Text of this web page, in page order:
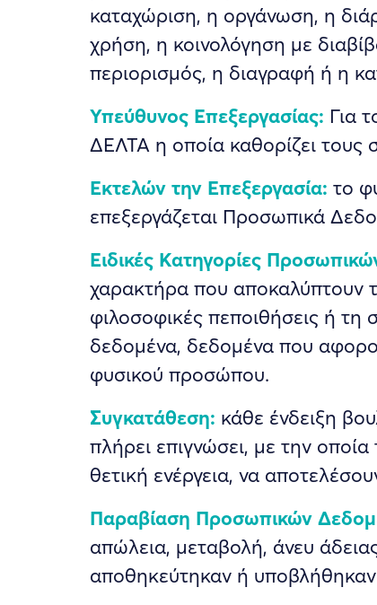
καταχώριση, η οργάνωση, η
χρήση, η κοινολόγηση με
περιορισμός, η διαγραφή ή η
Υπεύθυνος Επεξεργασίας: Για
ΔΕΛΤΑ η οποία καθορίζει
Εκτελών την Επεξεργασία: το
επεξεργάζεται Προσωπικά
Ειδικές Κατηγορίες
χαρακτήρα που αποκαλύπτουν
φιλοσοφικές πεποιθήσεις ή τη
δεδομένα, δεδομένα που
φυσικού προσώπου.
Συγκατάθεση: κάθε ένδειξη
πλήρει επιγνώσει, με την
θετική ενέργεια, να
Παραβίαση Προσωπικών
απώλεια, μεταβολή, άνευ
αποθηκεύτηκαν ή